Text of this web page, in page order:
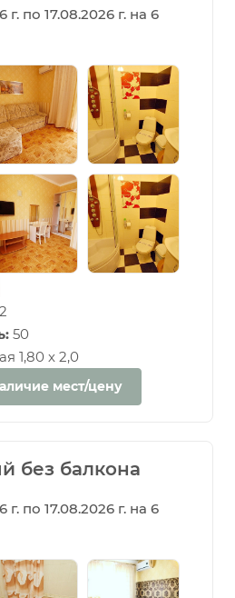
г. по 17.08.2026 г. на 6
2
50
1,80 х 2,0
мест/цену
без балкона
г. по 17.08.2026 г. на 6